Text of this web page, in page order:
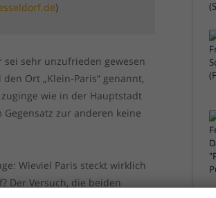
)
sei sehr unzufrieden gewesen
Ort „Klein-Paris“ genannt,
wie in der Hauptstadt
zur anderen keine
Wieviel Paris steckt wirklich
Der Versuch, die beiden